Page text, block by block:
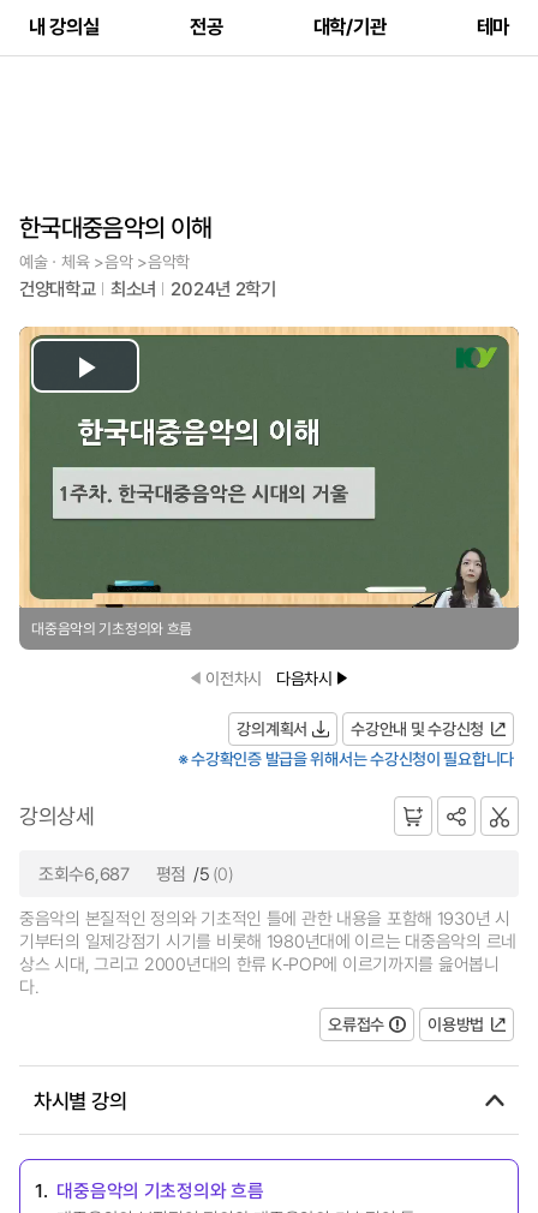
내 강의실 전공 대학/기관 테마
한국대중음악의 이해
예술ㆍ체육 >음악 >음악학
건양대학교 최소녀 2024년 2학기
Play
Video
대중음악의 기초정의와 흐름
이전차시 다음차시
강의계획서
수강안내 및 수강신청
※ 수강확인증 발급을 위해서는 수강신청이 필요합니다
강의상세
조회수6,687 평점 /5 (0)
중음악의 본질적인 정의와 기초적인 틀에 관한 내용을 포함해 1930년 시
기부터의 일제강점기 시기를 비롯해 1980년대에 이르는 대중음악의 르네
상스 시대, 그리고 2000년대의 한류 K-POP에 이르기까지를 읊어봅니
다.
오류접수
이용방법
차시별 강의
1. 대중음악의 기초정의와 흐름